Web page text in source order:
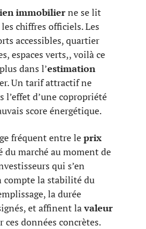
immobilierne se lit
chiffres officiels. Les
accessibles, quartier
espaces verts,, voilà ce
dans l’estimation
Un tarif attractif ne
l’effet d’une copropriété
score énergétique.
fréquent entre leprix
marché au moment de
qui s’en
la stabilité du
la durée
et affinent lavaleur
ces données concrètes.